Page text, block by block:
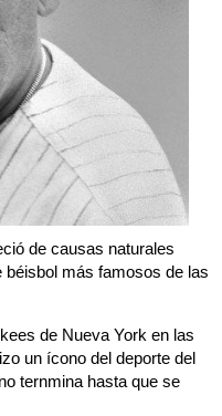
de causas naturales
béisbol más famosos de las
de Nueva York en las
un ícono del deporte del
ternmina hasta que se